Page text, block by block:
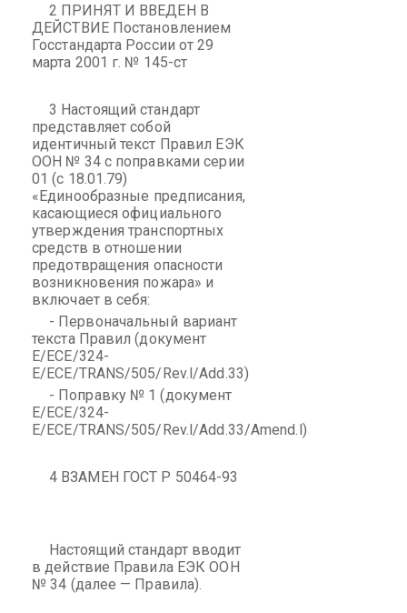
2 ПРИНЯТ И ВВЕДЕН В
ДЕЙСТВИЕ Постановлением
Госстандарта России от 29
марта 2001 г. № 145-ст
3 Настоящий стандарт
представляет собой
идентичный текст Правил ЕЭК
ООН № 34 с поправками серии
01 (с 18.01.79)
«Единообразные предписания,
касающиеся официального
утверждения транспортных
средств в отношении
предотвращения опасности
возникновения пожара» и
включает в себя:
- Первоначальный вариант
текста Правил (документ
E/ECE/324-
E/ECE/TRANS/505/Rev.l/Add.33)
- Поправку № 1 (документ
E/ECE/324-
E/ECE/TRANS/505/Rev.l/Add.33/Amend.l)
4 ВЗАМЕН ГОСТ Р 50464-93
Настоящий стандарт вводит
в действие Правила ЕЭК ООН
№ 34 (далее — Правила).